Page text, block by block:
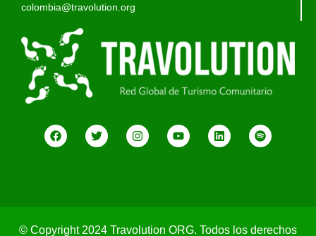
colombia@travolution.org
© Copyright 2024 Travolution ORG. Todos los derechos